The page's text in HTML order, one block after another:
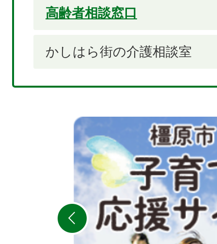
高齢者相談窓口
かしはら街の介護相談室
2
枚
目
の
ス
ラ